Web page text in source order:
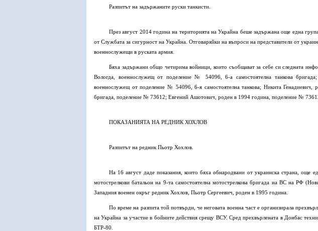
Разпитът на задържаните руски танкисти.
През август 2014 година на територията на Украйна беше задържана още една
от Службата за сигурност на Украйна. Отговаряйки на въпроси на представители от
военнослужещи в руската армия.
Бяха задържани общо четирима войници, които съобщават за себе си следната
Вологда, военнослужещ от поделение № 54096, 6-а самостоятелна танкова
военнослужещ от поделение № 54096, 6-я самостоятелна танкова; Никита
бригада, поделение № 73612; Евгений Ашотович, роден в 1994 година, поделение №
ПОКАЗАНИЯТА НА РЕДНИК ХОХЛОВ
Разпитът на редник Пьотр Хохлов.
На 16 август даде показания, които бяха обнародвани от украинска страна, още
мотострелкови батальон на 9-та самостоятелна мотострелкова бригада на ВС на РФ
Западния военен окръг редник Хохлов, Пьотр Сергеевич, роден в 1995 година.
По време на разпита той потвърди, че неговата военна част е организирала
на Украйна за участие в бойните действия срещу ВСУ. Сред прехвърлената в Донбас
БТР-80.